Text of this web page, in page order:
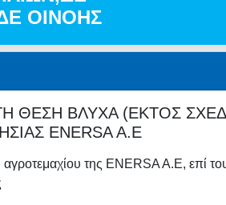
ΟΙΝΟΗΣ
ΘΕΣΗ ΒΛΥΧΑ (ΕΚΤΟΣ
ENERSA A.E
της ENERSA A.E, επί